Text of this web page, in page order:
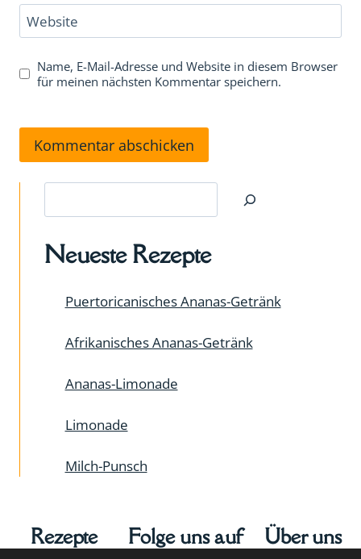
Website
Name, E-Mail-Adresse und Website in diesem Browser
für meinen nächsten Kommentar speichern.
Neueste Rezepte
Puertoricanisches Ananas-Getränk
Afrikanisches Ananas-Getränk
Ananas-Limonade
Limonade
Milch-Punsch
Rezepte
Folge uns auf
Über uns